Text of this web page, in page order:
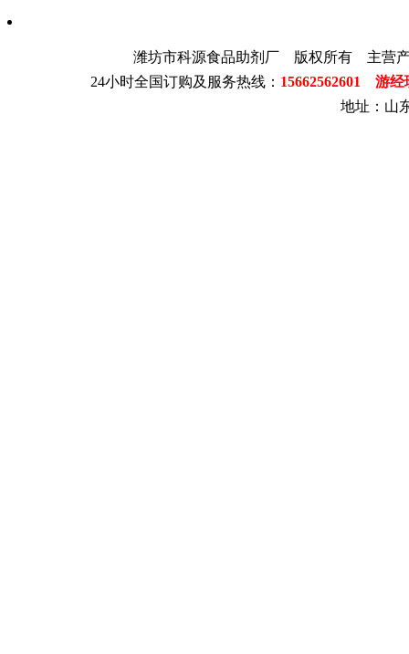
潍坊市科源食品助剂厂 版权所有 主营
24小时全国订购及服务热线： 15662562601 游
地址：山